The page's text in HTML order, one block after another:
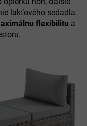
lakťového sedadla.
flexibilitu a